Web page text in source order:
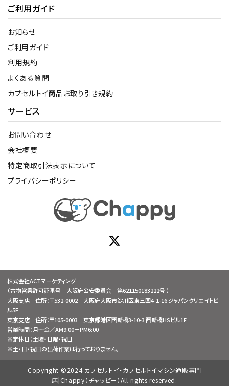
ご利用ガイド
お知らせ
ご利用ガイド
利用規約
よくある質問
カプセルトイ商品お取り引き規約
サービス
お問い合わせ
会社概要
特定商取引法表示について
プライバシーポリシー
株式会社ACTマーケティング
（古物営業許可証番号 大阪府公安委員会 第621150183222号 ）
大阪支店 住所：〒532-0002 大阪府大阪市淀川区東三国4-1-16 ジャパンクリエイトビ
ル5F
東京支店 住所：〒105-0003 東京都港区西新橋3-10-3 西新橋HSビル1F
営業時間：月～金／AM9:00－PM6:00
※定休日：土曜・日曜・祝日
※土・日・祝日の出荷作業は行っておりません。
Copyright ©2024 カプセルトイ・カプセルトイマシン通販専門
店|Chappy（チャッピー）All rights reserved.